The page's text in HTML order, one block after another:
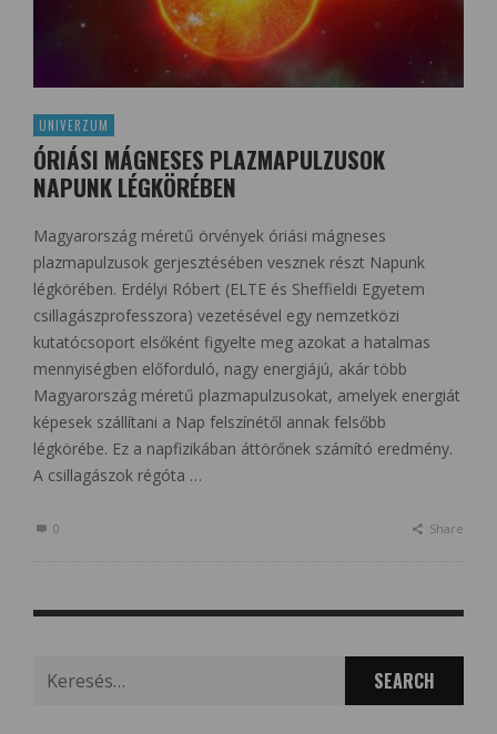
UNIVERZUM
ÓRIÁSI MÁGNESES PLAZMAPULZUSOK
NAPUNK LÉGKÖRÉBEN
Magyarország méretű örvények óriási mágneses
plazmapulzusok gerjesztésében vesznek részt Napunk
légkörében. Erdélyi Róbert (ELTE és Sheffieldi Egyetem
csillagászprofesszora) vezetésével egy nemzetközi
kutatócsoport elsőként figyelte meg azokat a hatalmas
mennyiségben előforduló, nagy energiájú, akár több
Magyarország méretű plazmapulzusokat, amelyek energiát
képesek szállítani a Nap felszínétől annak felsőbb
légkörébe. Ez a napfizikában áttörőnek számító eredmény.
A csillagászok régóta …
0 Share